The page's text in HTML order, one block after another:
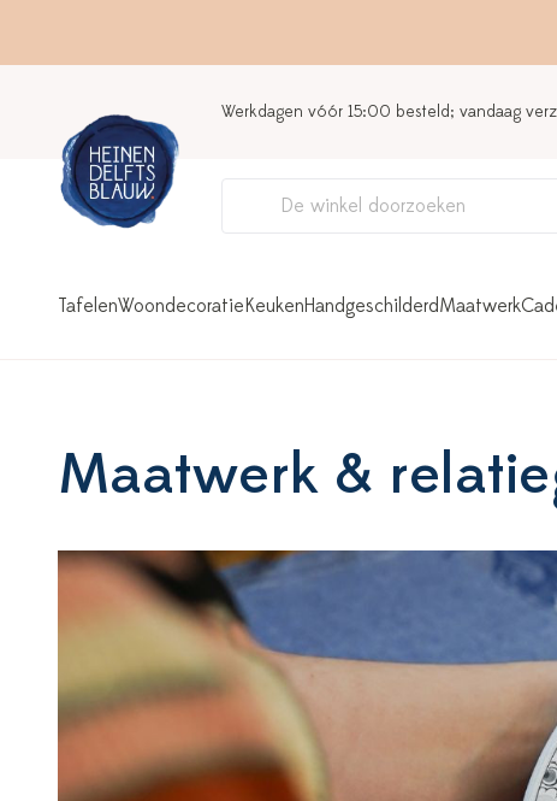
Werkdagen vóór 15:00 besteld; vandaag
TafelenWoondecoratieKeukenHandgeschilderdMaatwerk
Maatwerk &